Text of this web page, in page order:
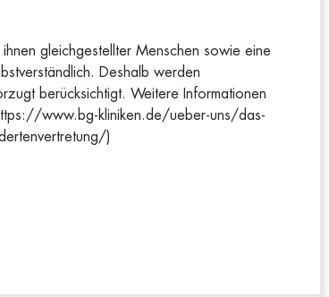
gleichgestellter Menschen sowie eine
Deshalb werden
berücksichtigt. Weitere Informationen
www.bg-kliniken.de/ueber-uns/das-
)